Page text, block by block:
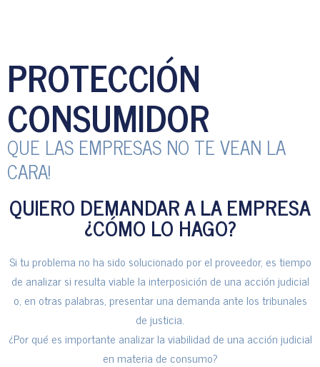
PROTECCIÓN
CONSUMIDOR
QUE LAS EMPRESAS NO TE VEAN LA
CARA!
QUIERO DEMANDAR A LA EMPRESA
¿CÓMO LO HAGO?
Si tu problema no ha sido solucionado por el proveedor, es tiempo
de analizar si resulta viable la interposición de una acción judicial
o, en otras palabras, presentar una demanda ante los tribunales
de justicia.
¿Por qué es importante analizar la viabilidad de una acción judicial
en materia de consumo?